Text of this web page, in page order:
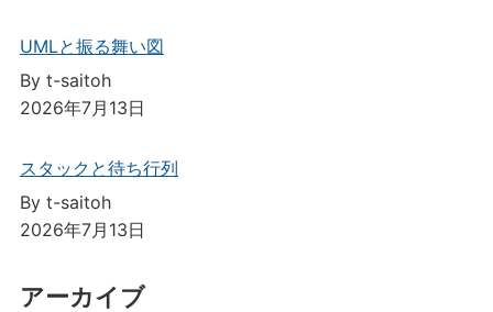
UMLと振る舞い図
By t-saitoh
2026年7月13日
スタックと待ち行列
By t-saitoh
2026年7月13日
アーカイブ